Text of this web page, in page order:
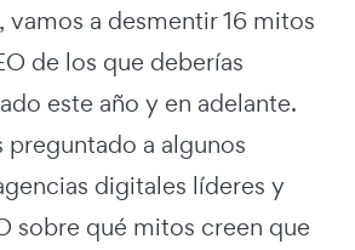
vamos a desmentir 16 mitos
de los que deberías
este año y en adelante.
preguntado a algunos
digitales líderes y
sobre qué mitos creen que